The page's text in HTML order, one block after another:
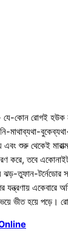
যে-কোন রোগই হউক
মাথাব্যথা-
শুরু থেকেই
করে, তবে
তুফান-টর্নেডোর
যন্ত্রণায় একেবারে
ভীত হয়ে পড়ে।